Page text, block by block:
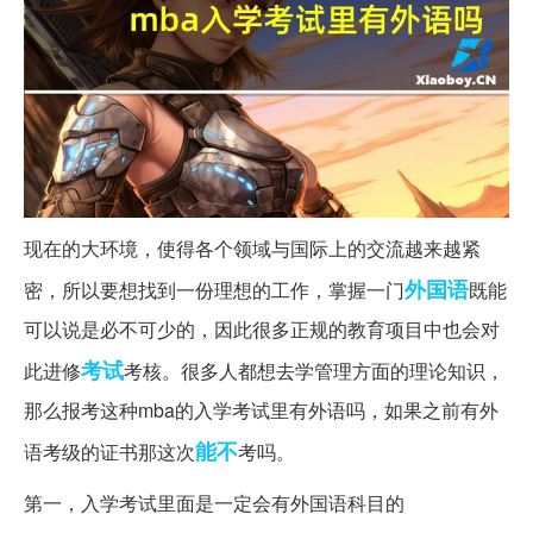
现在的大环境，使得各个领域与国际上的交流越来越紧
密，所以要想找到一份理想的工作，掌握一门外国语既能
可以说是必不可少的，因此很多正规的教育项目中也会对
此进修考试考核。很多人都想去学管理方面的理论知识，
那么报考这种mba的入学考试里有外语吗，如果之前有外
语考级的证书那这次能不考吗。
第一，入学考试里面是一定会有外国语科目的